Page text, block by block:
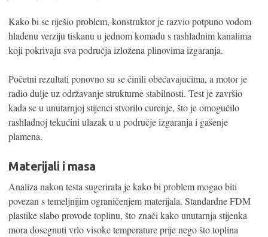
Kako bi se riješio problem, konstruktor je razvio potpuno vodom
hlađenu verziju tiskanu u jednom komadu s rashladnim kanalima
koji pokrivaju sva područja izložena plinovima izgaranja.
Početni rezultati ponovno su se činili obećavajućima, a motor je
radio dulje uz održavanje strukturne stabilnosti. Test je završio
kada se u unutarnjoj stijenci stvorilo curenje, što je omogućilo
rashladnoj tekućini ulazak u u područje izgaranja i gašenje
plamena.
Materijali i masa
Analiza nakon testa sugerirala je kako bi problem mogao biti
povezan s temeljnijim ograničenjem materijala. Standardne FDM
plastike slabo provode toplinu, što znači kako unutarnja stijenka
mora dosegnuti vrlo visoke temperature prije nego što toplina